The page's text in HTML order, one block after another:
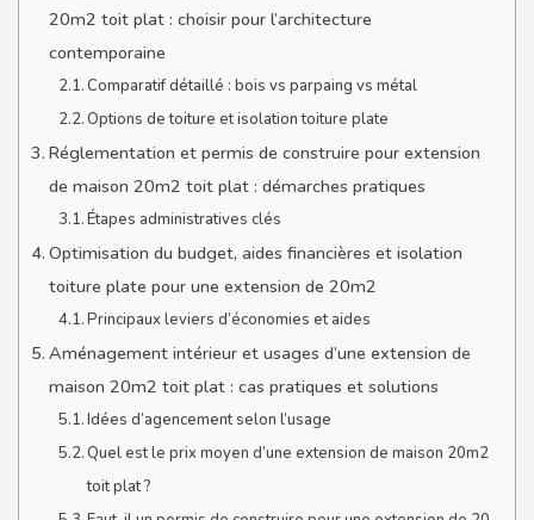
20m2 toit plat : choisir pour l’architecture
contemporaine
Comparatif détaillé : bois vs parpaing vs métal
Options de toiture et isolation toiture plate
Réglementation et permis de construire pour extension
de maison 20m2 toit plat : démarches pratiques
Étapes administratives clés
Optimisation du budget, aides financières et isolation
toiture plate pour une extension de 20m2
Principaux leviers d’économies et aides
Aménagement intérieur et usages d’une extension de
maison 20m2 toit plat : cas pratiques et solutions
Idées d’agencement selon l’usage
Quel est le prix moyen d’une extension de maison 20m2
toit plat ?